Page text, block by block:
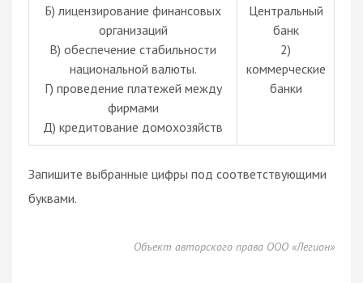
Б) лицензирование финансовых
организаций
В) обеспечение стабильности
национальной валюты.
Г) проведение платежей между
фирмами
Д) кредитование домохозяйств
Центральный
банк
2)
коммерческие
банки
Запишите выбранные цифры под соответствующими
буквами.
Объект авторского права ООО «Легион»